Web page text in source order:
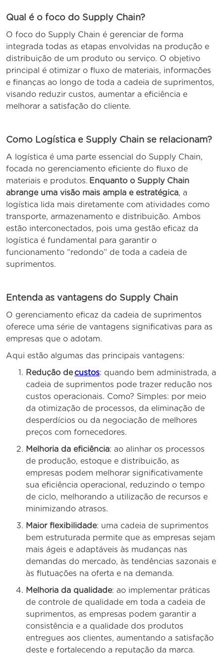
Qual é o foco do Supply Chain?
O foco do Supply Chain é gerenciar de forma
integrada todas as etapas envolvidas na produção e
distribuição de um produto ou serviço. O objetivo
principal é otimizar o fluxo de materiais, informações
e finanças ao longo de toda a cadeia de suprimentos,
visando reduzir custos, aumentar a eficiência e
melhorar a satisfação do cliente.
Como Logística e Supply Chain se relacionam?
A logística é uma parte essencial do Supply Chain,
focada no gerenciamento eficiente do fluxo de
materiais e produtos. Enquanto o Supply Chain
abrange uma visão mais ampla e estratégica, a
logística lida mais diretamente com atividades como
transporte, armazenamento e distribuição. Ambos
estão interconectados, pois uma gestão eficaz da
logística é fundamental para garantir o
funcionamento “redondo” de toda a cadeia de
suprimentos.
Entenda as vantagens do Supply Chain
O gerenciamento eficaz da cadeia de suprimentos
oferece uma série de vantagens significativas para as
empresas que o adotam.
Aqui estão algumas das principais vantagens:
Redução decustos: quando bem administrada, a
cadeia de suprimentos pode trazer redução nos
custos operacionais. Como? Simples: por meio
da otimização de processos, da eliminação de
desperdícios ou da negociação de melhores
preços com fornecedores.
Melhoria da eficiência: ao alinhar os processos
de produção, estoque e distribuição, as
empresas podem melhorar significativamente
sua eficiência operacional, reduzindo o tempo
de ciclo, melhorando a utilização de recursos e
minimizando atrasos.
Maior flexibilidade: uma cadeia de suprimentos
bem estruturada permite que as empresas sejam
mais ágeis e adaptáveis ​​às mudanças nas
demandas do mercado, às tendências sazonais e
às flutuações na oferta e na demanda.
Melhoria da qualidade: ao implementar práticas
de controle de qualidade em toda a cadeia de
suprimentos, as empresas podem garantir a
consistência e a qualidade dos produtos
entregues aos clientes, aumentando a satisfação
deste e fortalecendo a reputação da marca.